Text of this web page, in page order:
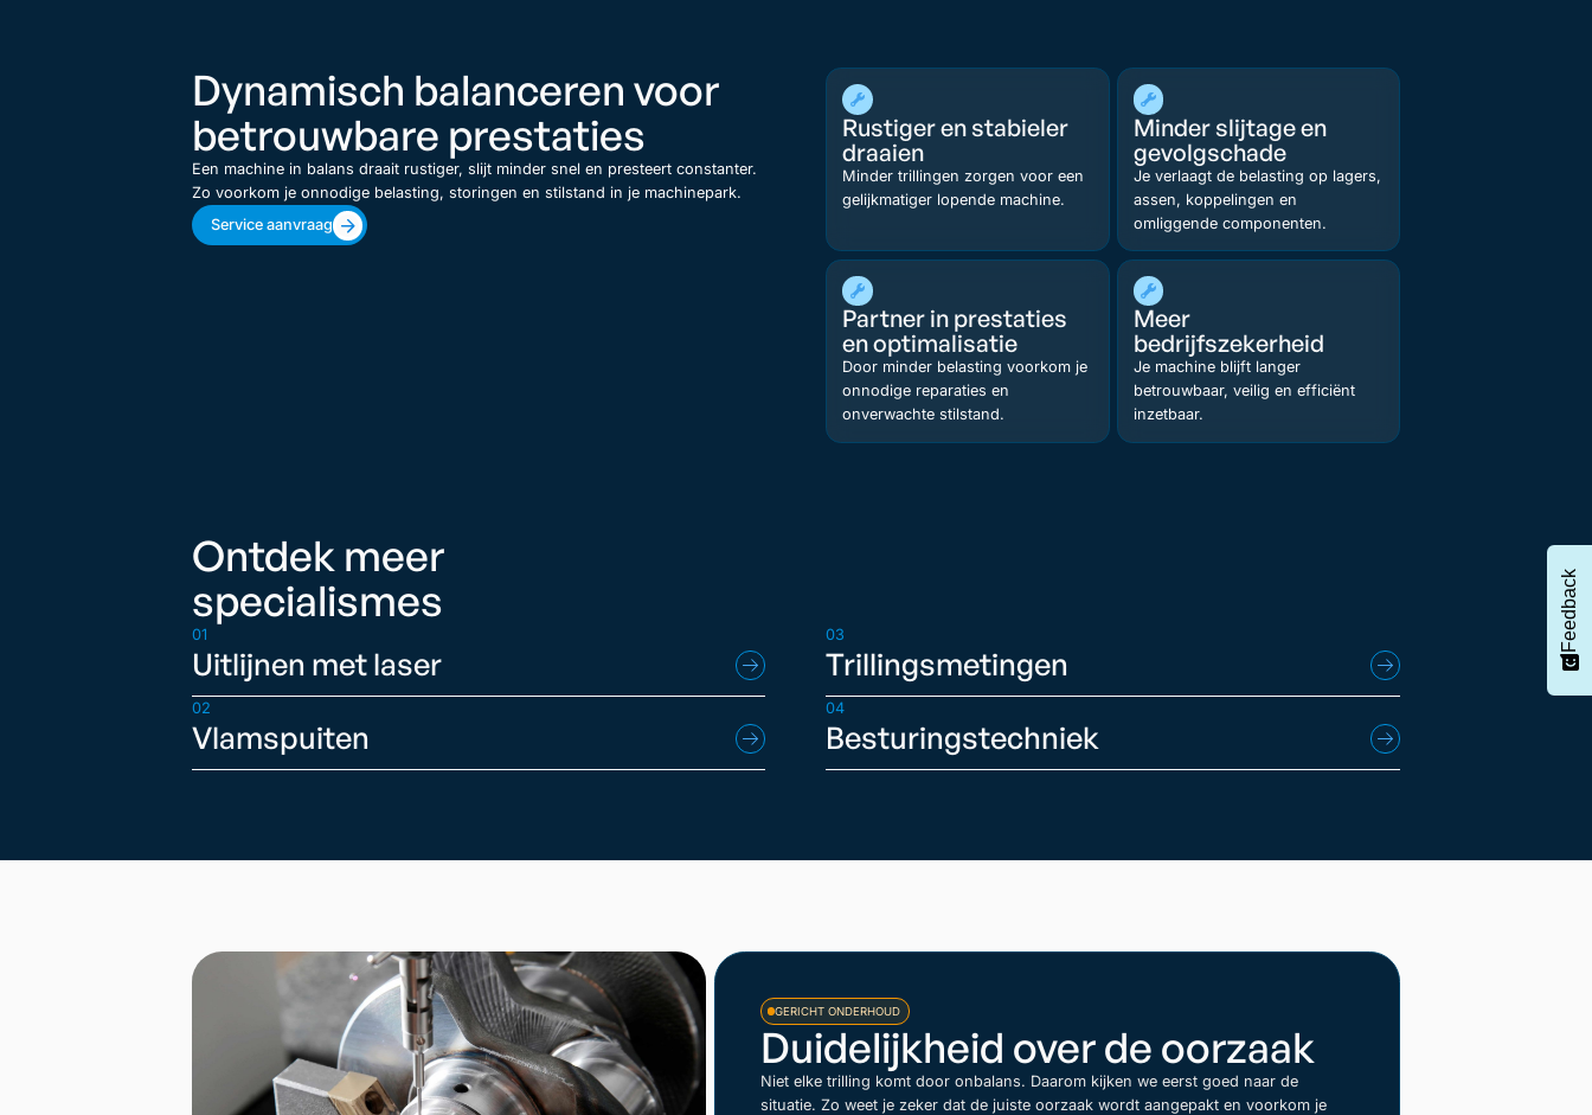
Dynamisch balanceren voor
betrouwbare prestaties
Een machine in balans draait rustiger, slijt minder snel en presteert constanter.
Zo voorkom je onnodige belasting, storingen en stilstand in je machinepark.
Service aanvraag
Rustiger en stabieler
draaien
Minder trillingen zorgen voor een
gelijkmatiger lopende machine.
Minder slijtage en
gevolgschade
Je verlaagt de belasting op lagers,
assen, koppelingen en
omliggende componenten.
Partner in prestaties
en optimalisatie
Door minder belasting voorkom je
onnodige reparaties en
onverwachte stilstand.
Meer
bedrijfszekerheid
Je machine blijft langer
betrouwbaar, veilig en efficiënt
inzetbaar.
Ontdek meer
specialismes
01
Uitlijnen met laser
02
Vlamspuiten
03
Trillingsmetingen
04
Besturingstechniek
GERICHT ONDERHOUD
Duidelijkheid over de oorzaak
Niet elke trilling komt door onbalans. Daarom kijken we eerst goed naar de
situatie. Zo weet je zeker dat de juiste oorzaak wordt aangepakt en voorkom je
Feedback